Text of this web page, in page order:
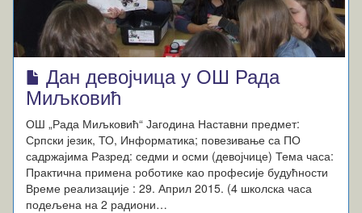
Дан девојчица у ОШ Рада
Миљковић
ОШ „Рада Миљковић“ Јагодина Наставни предмет:
Српски језик, ТО, Информатика; повезивање са ПО
садржајима Разред: седми и осми (девојчице) Тема часа:
Практична примена роботике као професије будућности
Време реализације : 29. Април 2015. (4 школска часа
подељена на 2 радиони…